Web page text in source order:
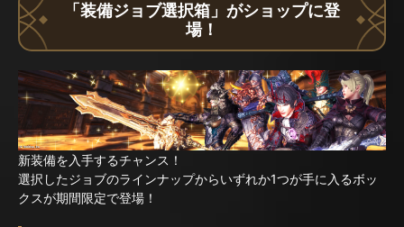
「装備ジョブ選択箱」がショップに登
場！
新装備を入手するチャンス！
選択したジョブのラインナップからいずれか1つが手に入るボッ
クスが期間限定で登場！